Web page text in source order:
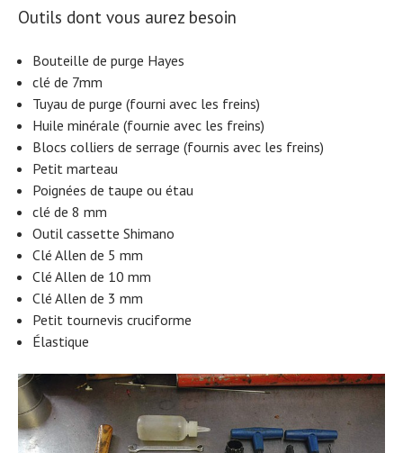
Outils dont vous aurez besoin
Bouteille de purge Hayes
clé de 7mm
Tuyau de purge (fourni avec les freins)
Huile minérale (fournie avec les freins)
Blocs colliers de serrage (fournis avec les freins)
Petit marteau
Poignées de taupe ou étau
clé de 8 mm
Outil cassette Shimano
Clé Allen de 5 mm
Clé Allen de 10 mm
Clé Allen de 3 mm
Petit tournevis cruciforme
Élastique